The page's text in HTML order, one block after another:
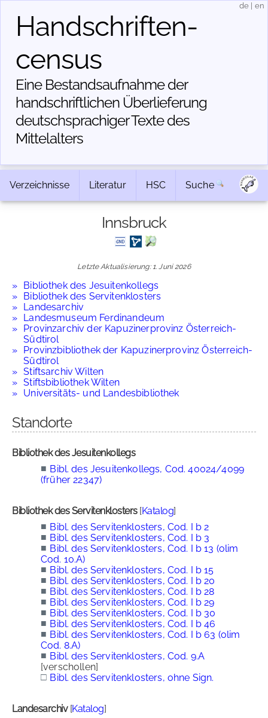
Handschriften­
census
Eine Bestandsaufnahme der
handschriftlichen Über­lieferung
deutschsprachiger Texte des
Mittelalters
de en
Verzeichnisse Literatur HSC Suche
Innsbruck
Letzte Aktualisierung: 1. Juni 2026
Bibliothek des Jesuitenkollegs
Bibliothek des Servitenklosters
Landesarchiv
Landesmuseum Ferdinandeum
Provinzarchiv der Kapuzinerprovinz Österreich-
Südtirol
Provinzbibliothek der Kapuzinerprovinz Österreich-
Südtirol
Stiftsarchiv Wilten
Stiftsbibliothek Wilten
Universitäts- und Landesbibliothek
Standorte
Bibliothek des Jesuitenkollegs
■ Bibl. des Jesuitenkollegs, Cod. 40024/4099
(früher 22347)
Bibliothek des Servitenklosters[Katalog]
■ Bibl. des Servitenklosters, Cod. I b 2
■ Bibl. des Servitenklosters, Cod. I b 3
■ Bibl. des Servitenklosters, Cod. I b 13 (olim
Cod. 10.A)
■ Bibl. des Servitenklosters, Cod. I b 15
■ Bibl. des Servitenklosters, Cod. I b 20
■ Bibl. des Servitenklosters, Cod. I b 28
■ Bibl. des Servitenklosters, Cod. I b 29
■ Bibl. des Servitenklosters, Cod. I b 30
■ Bibl. des Servitenklosters, Cod. I b 46
■ Bibl. des Servitenklosters, Cod. I b 63 (olim
Cod. 8.A)
■ Bibl. des Servitenklosters, Cod. 9.A
[verschollen]
□ Bibl. des Servitenklosters, ohne Sign.
Landesarchiv[Katalog]